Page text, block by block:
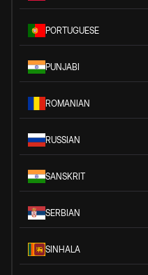
PORTUGUESE
PUNJABI
ROMANIAN
RUSSIAN
SANSKRIT
SERBIAN
SINHALA